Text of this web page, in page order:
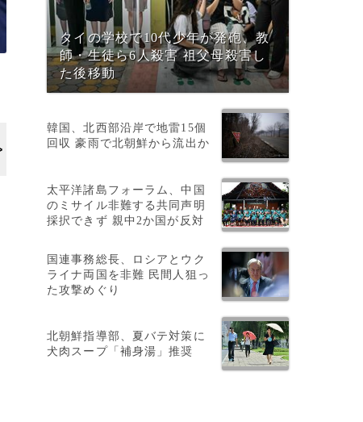
タイの学校で10代少年が発砲、教
師・生徒ら6人殺害 祖父母殺害し
た後移動
韓国、北西部沿岸で地雷15個
回収 豪雨で北朝鮮から流出か
太平洋諸島フォーラム、中国
のミサイル非難する共同声明
採択できず 親中2か国が反対
国連事務総長、ロシアとウク
ライナ両国を非難 民間人狙っ
た攻撃めぐり
北朝鮮指導部、夏バテ対策に
犬肉スープ「補身湯」推奨